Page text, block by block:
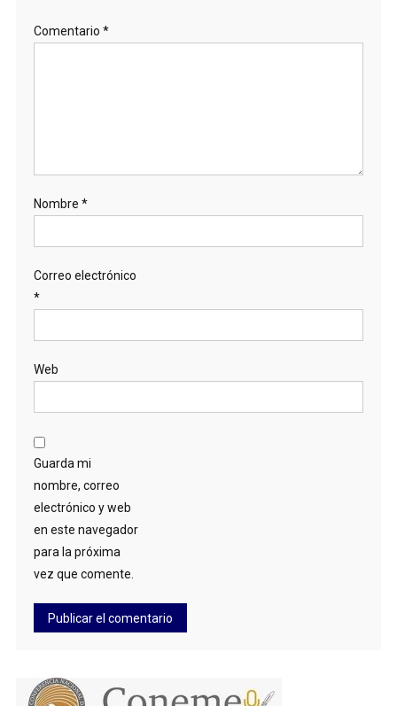
Comentario *
Nombre *
Correo electrónico
*
Web
Guarda mi
nombre, correo
electrónico y web
en este navegador
para la próxima
vez que comente.